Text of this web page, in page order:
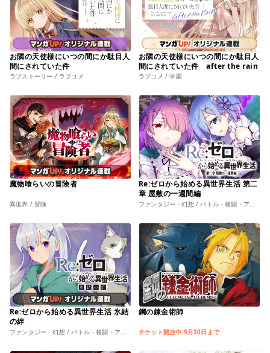
お隣の天使様にいつの間にか駄目人
間にされていた件
ラブストーリー / ラブコメ
お隣の天使様にいつの間にか駄目人
間にされていた件 after the rain
ラブコメ / 学園
魔物喰らいの冒険者
異世界 / 冒険
Re:ゼロから始める異世界生活 第二
章 屋敷の一週間編
ファンタジー・幻想 / バトル・格闘・アクション
Re:ゼロから始める異世界生活 氷結
の絆
鋼の錬金術師
チケット開放中 9月30日まで